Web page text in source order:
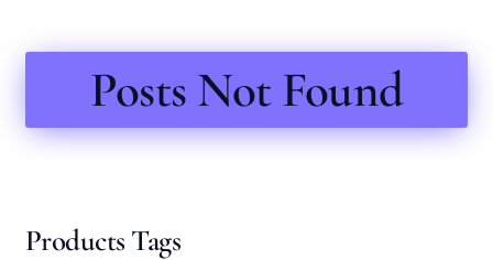
Posts Not Found
Products Tags